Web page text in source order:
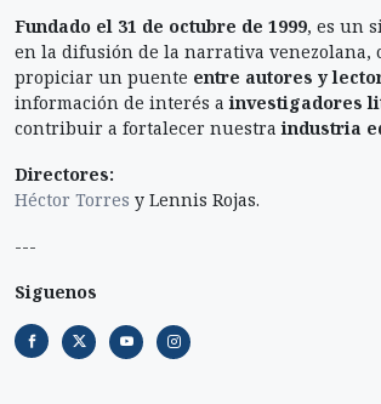
Fundado el 31 de octubre de 1999, es un
en la difusión de la narrativa venezolana,
propiciar un puente entre autores y
información de interés ainvestigadores
contribuir a fortalecer nuestraindustria
Directores:
Héctor Torres y Lennis Rojas.
Siguenos